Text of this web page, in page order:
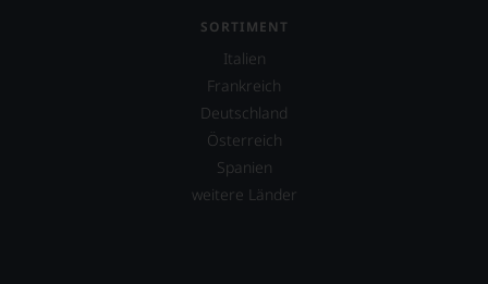
SORTIMENT
Italien
Frankreich
Deutschland
Österreich
Spanien
weitere Länder